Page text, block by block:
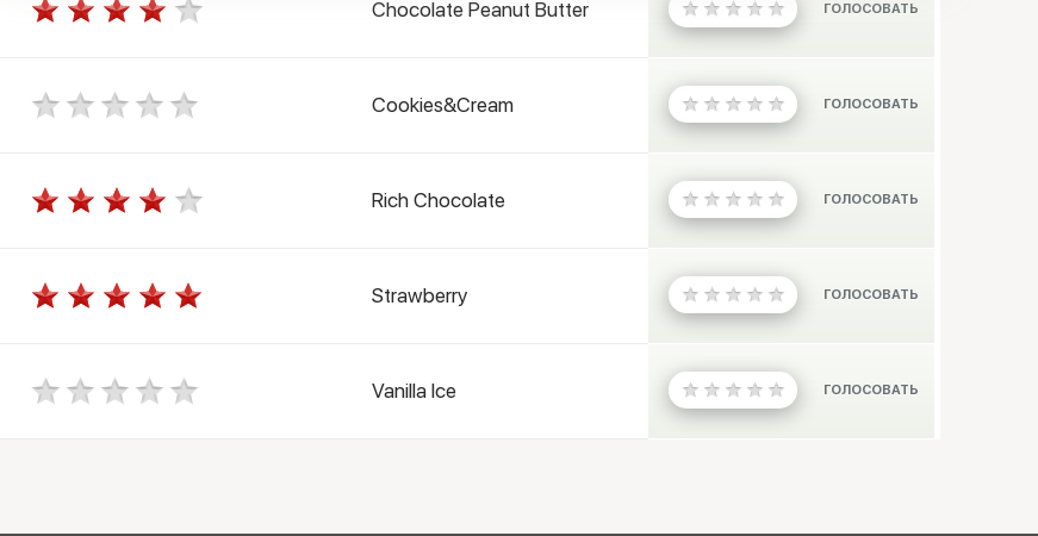
Chocolate Peanut Butter ГОЛОСОВАТЬ
Cookies&Cream ГОЛОСОВАТЬ
Rich Chocolate ГОЛОСОВАТЬ
Strawberry ГОЛОСОВАТЬ
Vanilla Ice ГОЛОСОВАТЬ